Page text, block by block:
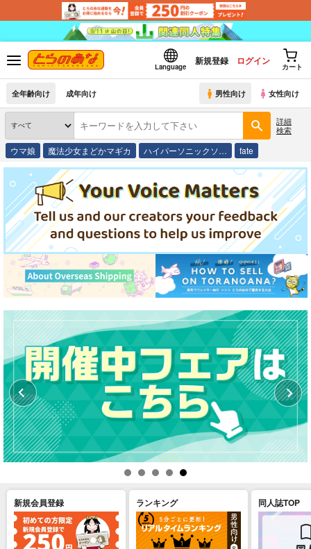
Language
新規登録 ログイン
カート
全年齢向け 成年向け 男性向け 女性向け
詳細
検索
ウマ娘 魔法少女まどかマギカ ハイパーソニックソ… fate
新規会員登録 ランキング 同人誌TOP